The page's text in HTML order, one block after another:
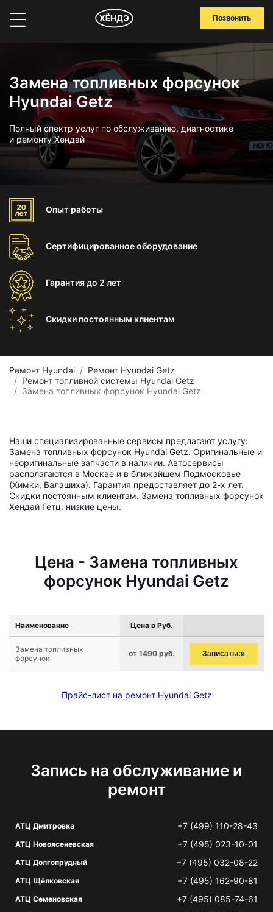
Позвонить
Замена топливных форсунок
Hyundai Getz
Полный спектр услуг по обслуживанию, диагностике
и ремонту Хендай
Опыт работы
Сертифицированноеоборудование
Гарантиядо 2 лет
Скидки постоянным клиентам
Ремонт Hyundai
Ремонт Hyundai Getz
Ремонт топливной системы Hyundai Getz
Замена топливных форсунок Hyundai Getz
Наши специализированные сервисы предлагают услугу:
Замена топливных форсунок Hyundai Getz. Оригинальные и
неоригинальные запчасти в наличии. Автосервисы
располагаются в Москве и в ближайшем Подмосковье
(Химки, Балашиха). Гарантия предоставляет до 2-х лет.
Скидки постоянным клиентам. Замена топливных форсунок
Хендай Гетц: низкие цены.
Цена - Замена топливных
форсунок Hyundai Getz
Наименование Цена в Руб.
Замена топливных
форсунок
от 1490 руб. Записаться
Прайс-лист на ремонт Hyundai Getz
Запись на обслуживание и
ремонт
АТЦ Дмитровка +7 (499) 110-28-43
АТЦ Новоясеневская +7 (495) 023-10-01
АТЦ Долгопрудный +7 (495) 032-08-22
АТЦ Щёлковская +7 (495) 162-90-81
АТЦ Семеновская +7 (495) 085-74-61